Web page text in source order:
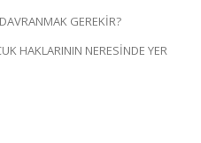
GEREKİR?
HAKLARININ NERESİNDE YER